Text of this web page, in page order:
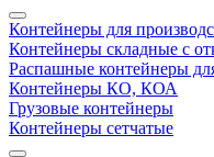
Контейнеры для
Контейнеры складные с
Распашные контейнеры
Контейнеры КО, КОА
Грузовые контейнеры
Контейнеры сетчатые